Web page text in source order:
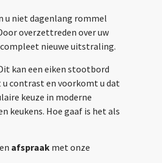
u niet dagenlang rommel
overzettreden over uw
nieuwe uitstraling.
kan een eiken stootbord
contrast en voorkomt u dat
keuze in moderne
keukens. Hoe gaaf is het als
afspraak met onze